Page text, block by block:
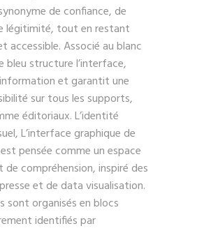
de confiance, de
légitimité, tout en restant
accessible. Associé au blanc
bleu structure l’interface,
et garantit une
sur tous les supports,
éditoriaux. L’identité
L’interface graphique de
pensée comme un espace
compréhension, inspiré des
et de data visualisation.
sont organisés en blocs
identifiés par